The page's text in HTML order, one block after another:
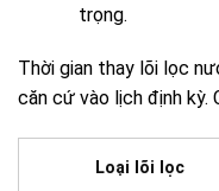
trọng.
Thời gian thay lõi lọc
căn cứ vào lịch định kỳ.
Loại lõi lọc